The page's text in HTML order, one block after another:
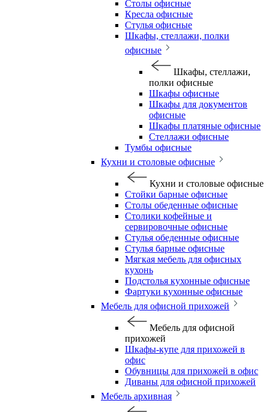
Столы офисные
Кресла офисные
Стулья офисные
Шкафы, стеллажи, полки
офисные
Шкафы, стеллажи,
полки офисные
Шкафы офисные
Шкафы для документов
офисные
Шкафы платяные офисные
Стеллажи офисные
Тумбы офисные
Кухни и столовые офисные
Кухни и столовые офисные
Стойки барные офисные
Столы обеденные офисные
Столики кофейные и
сервировочные офисные
Стулья обеденные офисные
Стулья барные офисные
Мягкая мебель для офисных
кухонь
Подстолья кухонные офисные
Фартуки кухонные офисные
Мебель для офисной прихожей
Мебель для офисной
прихожей
Шкафы-купе для прихожей в
офис
Обувницы для прихожей в офис
Диваны для офисной прихожей
Мебель архивная